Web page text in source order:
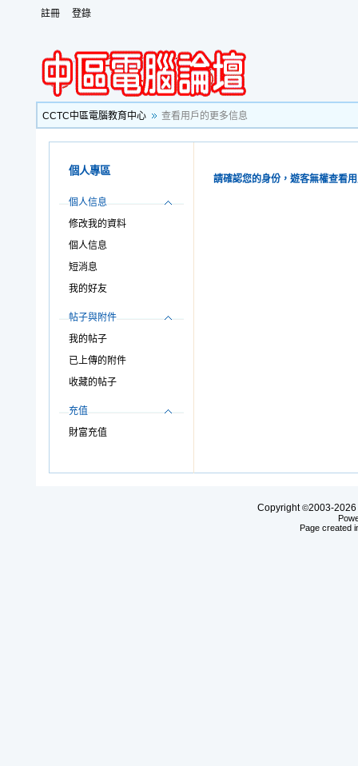
註冊 登錄
CCTC中區電腦教育中心 查看用戶的更多信息
個人專區
個人信息
修改我的資料
個人信息
短消息
我的好友
帖子與附件
我的帖子
已上傳的附件
收藏的帖子
充值
財富充值
請確認您的身份，遊客無權查看
Copyright©2003-2026
Page created